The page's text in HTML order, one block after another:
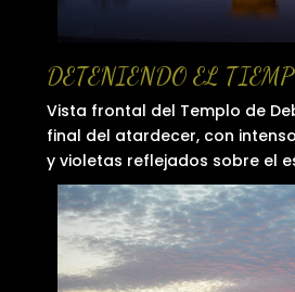
DETENIENDO EL
Vista frontal del Templo de
final del atardecer, con
y violetas reflejados sobre el